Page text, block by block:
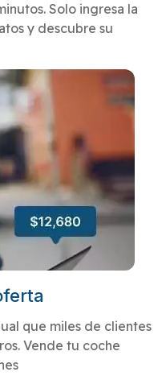
Solo ingresa la
y descubre su
que miles de clientes
Vende tu coche